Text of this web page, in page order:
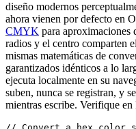
diseño modernos
ahora vienen por defecto en
CMYK para aproximaciones
radios y el centro comparten
mismas matemáticas de
garantizados idénticos a lo
ejecuta localmente en su
suben, nunca se registran, y
mientras escribe. Verifique